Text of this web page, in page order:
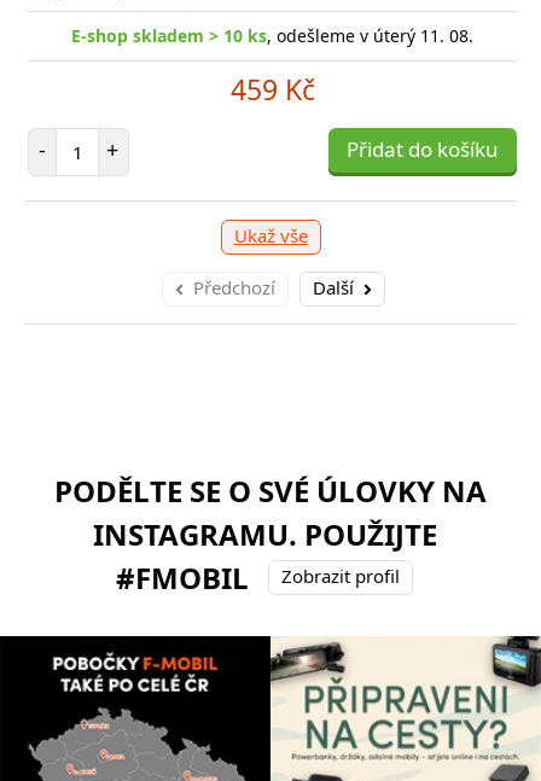
E-shop skladem > 10 ks, odešleme v úterý 11. 08.
459 Kč
- Počet položek
+ Přidat do košíku
Ukaž vše
Předchozí Další
skladem > 10 ks, odešleme v úterý 11. 08.
položek Přidat do košíku -
PODĚLTE SE O SVÉ ÚLOVKY NA
INSTAGRAMU. POUŽIJTE
#FMOBIL
Zobrazit profil